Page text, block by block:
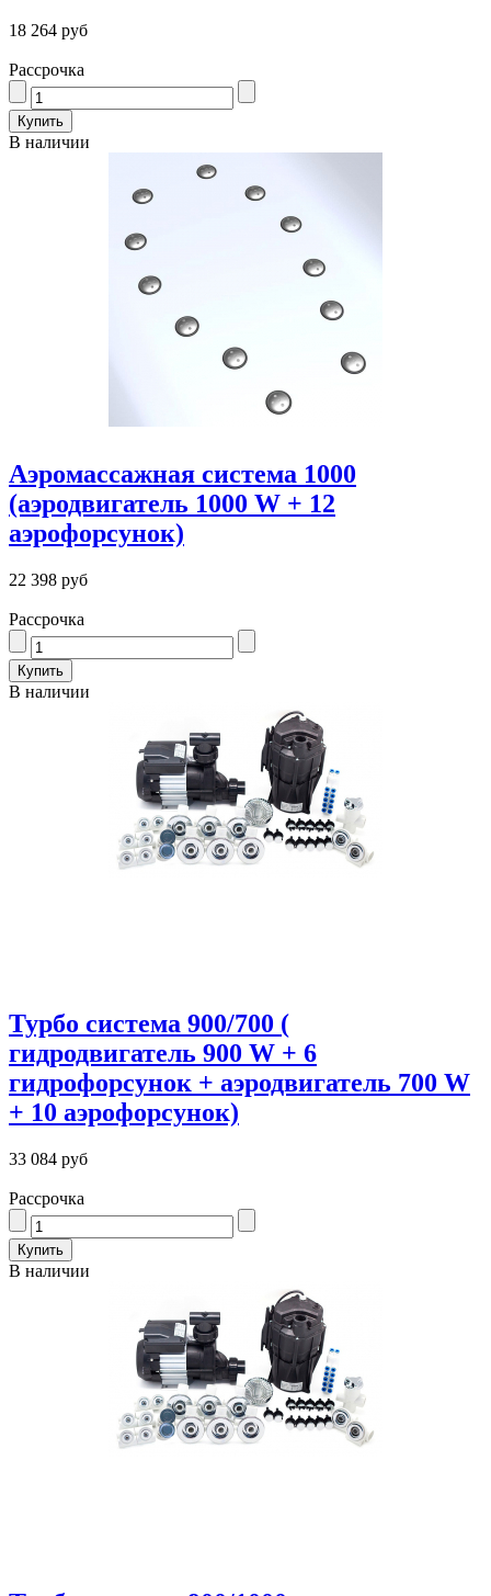
18 264 руб
Рассрочка
В наличии
Аэромассажная система 1000
(аэродвигатель 1000 W + 12
аэрофорсунок)
22 398 руб
Рассрочка
В наличии
Турбо система 900/700 (
гидродвигатель 900 W + 6
гидрофорсунок + аэродвигатель 700 W
+ 10 аэрофорсунок)
33 084 руб
Рассрочка
В наличии